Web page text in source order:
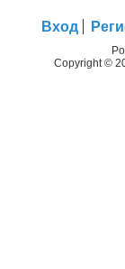
Вход
Copyright ©